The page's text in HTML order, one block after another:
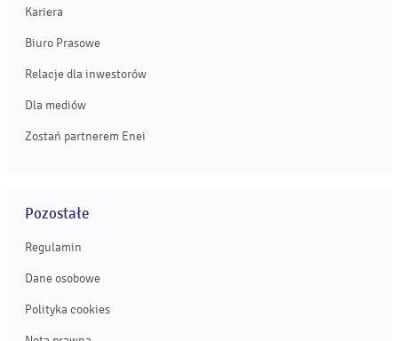
Kariera
Biuro Prasowe
Relacje dla inwestorów
Dla mediów
Zostań partnerem Enei
Pozostałe
Regulamin
Dane osobowe
Polityka cookies